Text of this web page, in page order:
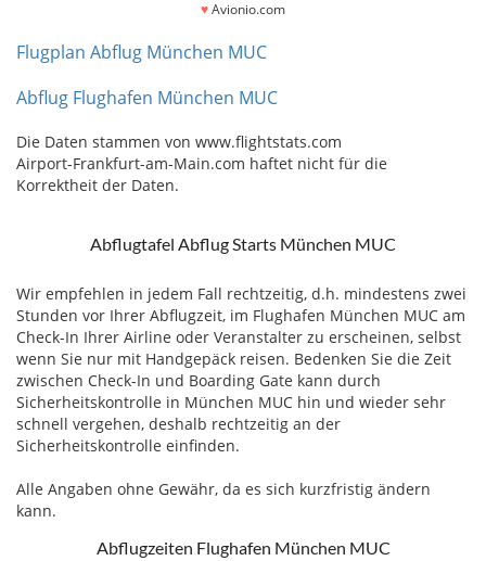
♥Avionio.com
Flugplan Abflug München MUC
Abflug Flughafen München MUC
Die Daten stammen von www.flightstats.com
Airport-Frankfurt-am-Main.com haftet nicht für die
Korrektheit der Daten.
Abflugtafel Abflug Starts München MUC
Wir empfehlen in jedem Fall rechtzeitig, d.h. mindestens zwei
Stunden vor Ihrer Abflugzeit, im Flughafen München MUC am
Check-In Ihrer Airline oder Veranstalter zu erscheinen, selbst
wenn Sie nur mit Handgepäck reisen. Bedenken Sie die Zeit
zwischen Check-In und Boarding Gate kann durch
Sicherheitskontrolle in München MUC hin und wieder sehr
schnell vergehen, deshalb rechtzeitig an der
Sicherheitskontrolle einfinden.
Alle Angaben ohne Gewähr, da es sich kurzfristig ändern
kann.
Abflugzeiten Flughafen München MUC